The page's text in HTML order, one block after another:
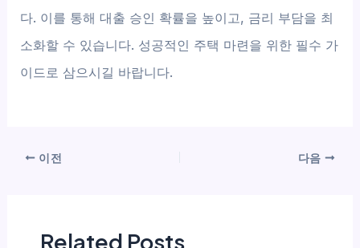
다. 이를 통해 대출 승인 확률을 높이고, 금리 부담을 최
소화할 수 있습니다. 성공적인 주택 마련을 위한 필수 가
이드로 삼으시길 바랍니다.
이전 다음
Related Posts